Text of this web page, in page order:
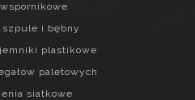
wspornikowe
szpule i bębny
plastikowe
paletowych
siatkowe